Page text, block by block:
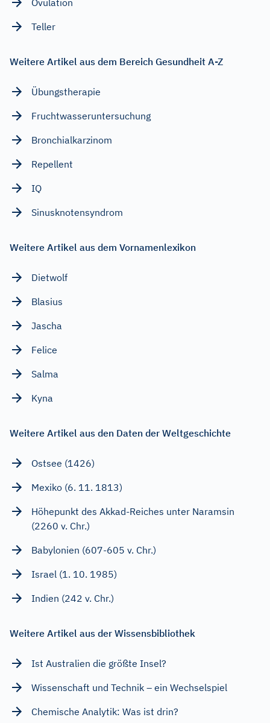
Teller
Weitere Artikel aus dem Bereich Gesundheit A-Z
Übungstherapie
Fruchtwasseruntersuchung
Bronchialkarzinom
Repellent
IQ
Sinusknotensyndrom
Weitere Artikel aus dem Vornamenlexikon
Dietwolf
Blasius
Jascha
Felice
Salma
Kyna
Weitere Artikel aus den Daten der Weltgeschichte
Ostsee (1426)
Mexiko (6. 11. 1813)
Höhepunkt des Akkad-Reiches unter Naramsin
(2260 v. Chr.)
Babylonien (607-605 v. Chr.)
Israel (1. 10. 1985)
Indien (242 v. Chr.)
Weitere Artikel aus der Wissensbibliothek
Ist Australien die größte Insel?
Wissenschaft und Technik – ein Wechselspiel
Chemische Analytik: Was ist drin?